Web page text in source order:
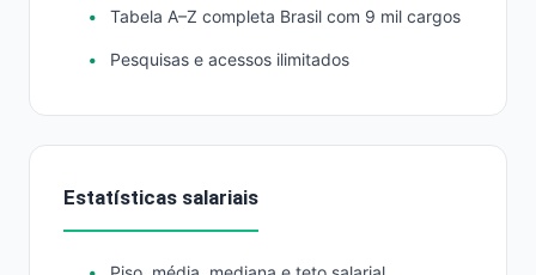
Tabela A–Z completa Brasil com 9 mil cargos
Pesquisas e acessos ilimitados
Estatísticas salariais